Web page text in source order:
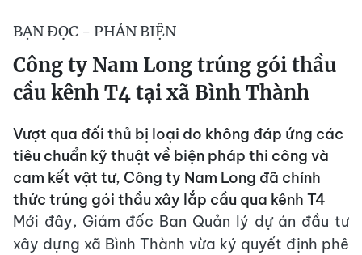
BẠN ĐỌC - PHẢN BIỆN
Công ty Nam Long trúng gói thầu
cầu kênh T4 tại xã Bình Thành
Vượt qua đối thủ bị loại do không đáp ứng các
tiêu chuẩn kỹ thuật về biện pháp thi công và
cam kết vật tư, Công ty Nam Long đã chính
thức trúng gói thầu xây lắp cầu qua kênh T4
Mới đây, Giám đốc Ban Quản lý dự án đầu tư
xây dựng xã Bình Thành vừa ký quyết định phê